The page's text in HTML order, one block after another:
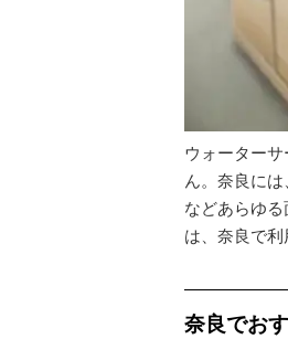
ウォーター
ん。奈良に
などあらゆ
は、奈良で
奈良でお